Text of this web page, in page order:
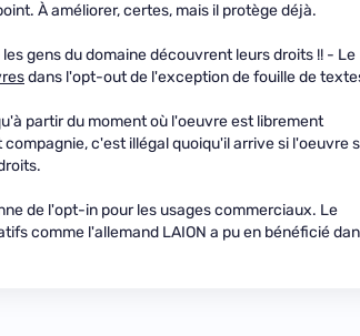
À améliorer, certes, mais il protège déjà.
gens du domaine découvrent leurs droits !! - Le
dans l'opt-out de l'exception de fouille de
partir du moment où l'oeuvre est librement
c'est illégal quoiqu'il arrive si l'oeuvre
de l'opt-in pour les usages commerciaux. Le
comme l'allemand LAION a pu en bénéficié